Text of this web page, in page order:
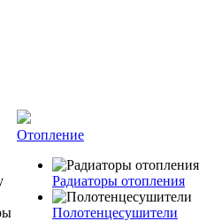
Отопление
Радиаторы отопления
Полотенцесушители